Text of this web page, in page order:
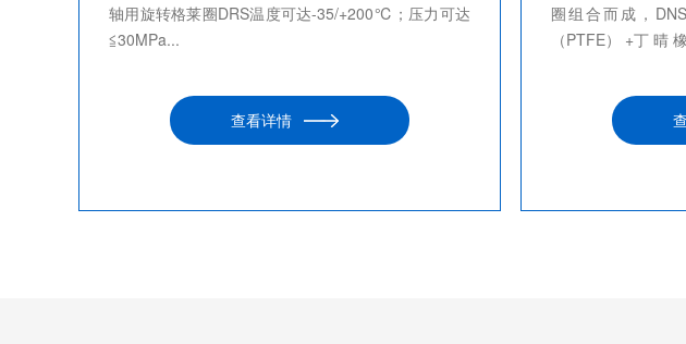
轴用旋转格莱圈DRS温度可达-35/+200℃；压力可达
≦30MPa...
查看详情
圈组合而成，
（PTFE） +丁 晴